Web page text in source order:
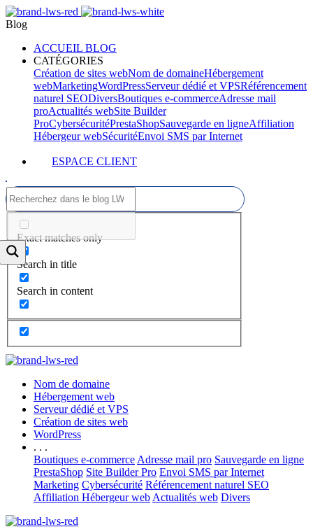
Blog
ACCUEIL BLOG
CATÉGORIES
Création de sites webNom de domaineHébergement
webMarketingWordPressServeur dédié et VPSRéférencement
naturel SEODiversBoutiques e-commerceAdresse mail
proActualités webSite Builder
ProCybersécuritéPrestaShopSauvegarde en ligneAffiliation
Hébergeur webSécuritéEnvoi SMS par Internet
ESPACE CLIENT
Exact matches only
Search in title
Search in content
Nom de domaine
Hébergement web
Serveur dédié et VPS
Création de sites web
WordPress
. . .
Boutiques e-commerce Adresse mail pro Sauvegarde en ligne
PrestaShop Site Builder Pro Envoi SMS par Internet
Marketing Cybersécurité Référencement naturel SEO
Affiliation Hébergeur web Actualités web Divers